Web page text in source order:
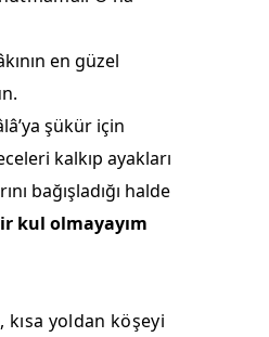
Şanlıurfa
Yozgat
Zonguldak
Aksaray
Karaman
en güzel
şükür için
kalkıp ayakları
bağışladığı halde
kul olmayayım
yoldan köşeyi